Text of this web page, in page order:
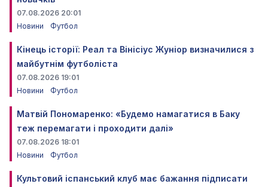
07.08.2026 20:01
Новини
Футбол
Кінець історії: Реал та Вінісіус Жуніор визначилися з
майбутнім футболіста
07.08.2026 19:01
Новини
Футбол
Матвій Пономаренко: «Будемо намагатися в Баку
теж перемагати і проходити далі»
07.08.2026 18:01
Новини
Футбол
Культовий іспанський клуб має бажання підписати